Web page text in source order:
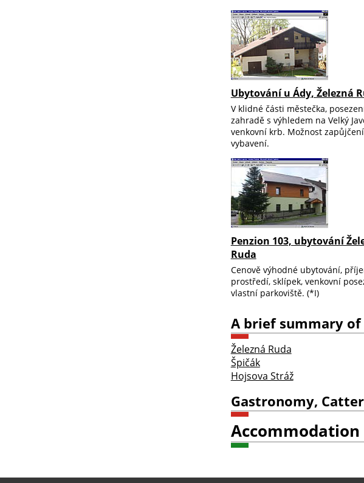
Ubytování u Ády, Železná
V klidné části městečka,
zahradě s výhledem na Velký
venkovní krb. Možnost
vybavení.
Penzion 103, ubytování
Ruda
Cenově výhodné ubytování,
prostředí, sklípek, venkovní
vlastní parkoviště. (*I)
A brief summary
Železná Ruda
Špičák
Hojsova Stráž
Gastronomy,
Accommodation